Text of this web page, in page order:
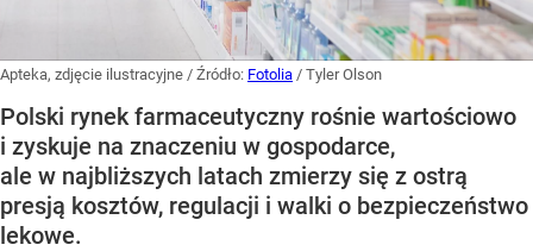
Apteka, zdjęcie ilustracyjne / Źródło: Fotolia / Tyler Olson
Polski rynek farmaceutyczny rośnie wartościowo
i zyskuje na znaczeniu w gospodarce,
ale w najbliższych latach zmierzy się z ostrą
presją kosztów, regulacji i walki o bezpieczeństwo
lekowe.